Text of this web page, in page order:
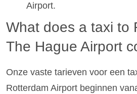
Airport.
What does a taxi to
The Hague Airport
Onze vaste tarieven voor een
Rotterdam Airport beginnen